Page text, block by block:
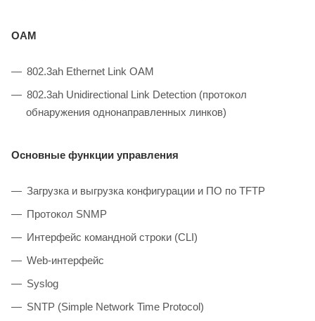
ОАМ
802.3ah Ethernet Link OAM
802.3ah Unidirectional Link Detection (протокол
обнаружения однонаправленных линков)
Основные функции управления
Загрузка и выгрузка конфигурации и ПО по TFTP
Протокол SNMP
Интерфейс командной строки (CLI)
Web-интерфейс
Syslog
SNTP (Simple Network Time Protocol)